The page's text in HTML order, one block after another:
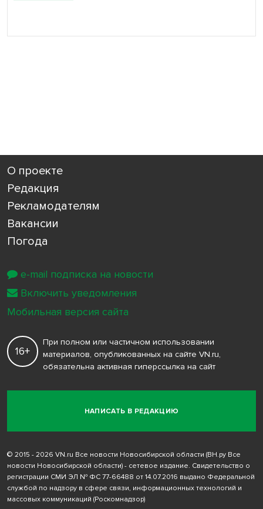
О проекте
Редакция
Рекламодателям
Вакансии
Погода
НАПИСАТЬ В РЕДАКЦИЮ
16+
При полном или частичном использовании
материалов, опубликованных на сайте VN.ru,
обязательна активная гиперссылка на сайт
© 2015 - 2026 VN.ru Все новости Новосибирской области (ВН.ру Все
новости Новосибирской области) - сетевое издание. Свидетельство о
регистрации СМИ ЭЛ № ФС 77-66488 от 14.07.2016 выдано Федеральной
службой по надзору в сфере связи, информационных технологий и
массовых коммуникаций (Роскомнадзор)
e-mail подписка на новости
Включить уведомления
Мобильная версия сайта